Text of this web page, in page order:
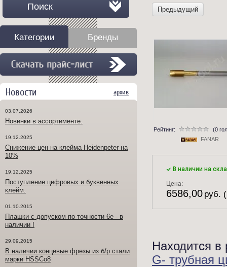
Предыдущий
Рейтинг:
(0
FANAR
В наличии на
Цена:
6586,00 руб.
Находится в
G- трубная
Поиск
Категории Бренды
Новости архив
03.07.2026
Новинки в ассортименте.
19.12.2025
Снижение цен на клейма Heidenpeter на
10%
19.12.2025
Поступление цифровых и буквенных
клейм.
01.10.2015
Плашки с допуском по точности 6е - в
наличии !
29.09.2015
В наличии концевые фрезы из б/р стали
марки HSSCo8